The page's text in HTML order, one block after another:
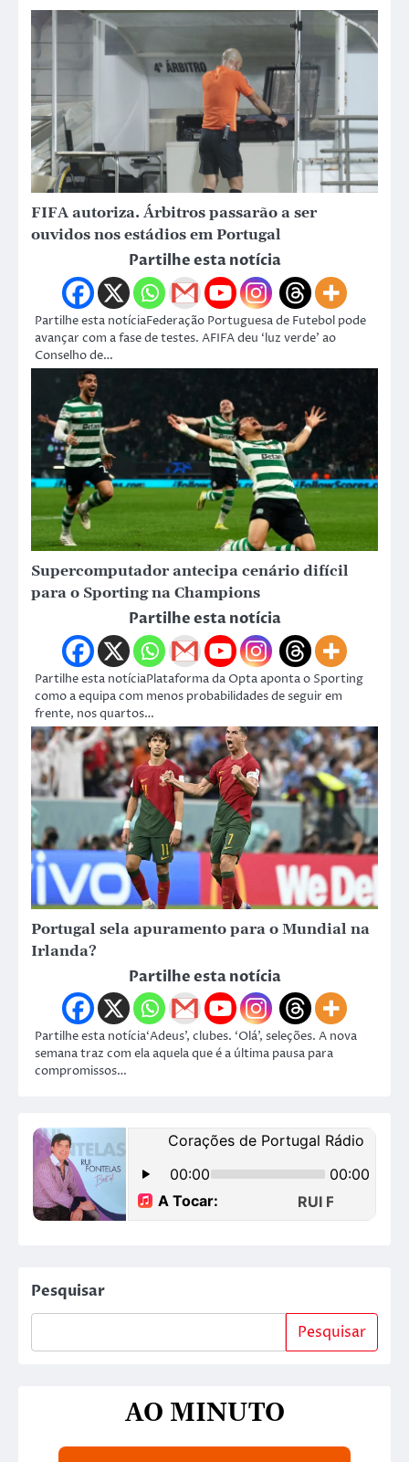
FIFA autoriza. Árbitros passarão a ser
ouvidos nos estádios em Portugal
Partilhe esta notícia
Partilhe esta notíciaFederação Portuguesa de Futebol pode
avançar com a fase de testes. AFIFA deu ‘luz verde’ ao
Conselho de…
Supercomputador antecipa cenário difícil
para o Sporting na Champions
Partilhe esta notícia
Partilhe esta notíciaPlataforma da Opta aponta o Sporting
como a equipa com menos probabilidades de seguir em
frente, nos quartos…
Portugal sela apuramento para o Mundial na
Irlanda?
Partilhe esta notícia
Partilhe esta notícia‘Adeus’, clubes. ‘Olá’, seleções. A nova
semana traz com ela aquela que é a última pausa para
compromissos…
Pesquisar
Pesquisar
AO MINUTO